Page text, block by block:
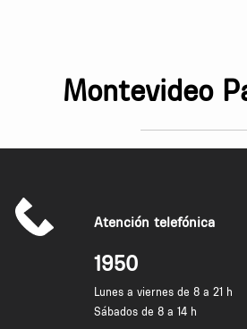
Montevideo
Atención telefónica
1950
Lunes a viernes de 8 a 21 h
Sábados de 8 a 14 h